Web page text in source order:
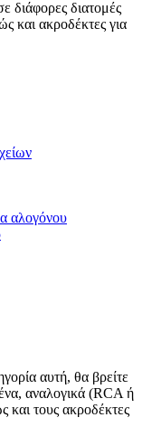
διάφορες διατομές
και ακροδέκτες για
αλογόνου
αυτή, θα βρείτε
αναλογικά (RCA ή
τους ακροδέκτες